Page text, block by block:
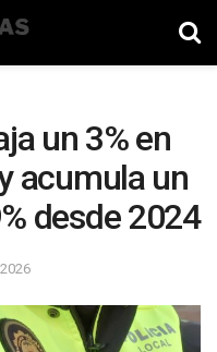
un 3% en
acumula un
desde 2024